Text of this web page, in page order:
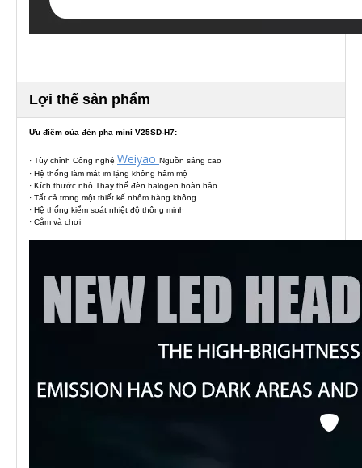
Lợi thế sản phẩm
Ưu điểm của đèn pha mini V25SD-H7:
· Tùy chỉnh Công nghệ Weiyao Nguồn sáng cao
· Hệ thống làm mát im lặng không hâm mộ
· Kích thước nhỏ Thay thế đèn halogen hoàn hảo
· Tất cả trong một thiết kế nhôm hàng không
· Hệ thống kiểm soát nhiệt độ thông minh
· Cắm và chơi